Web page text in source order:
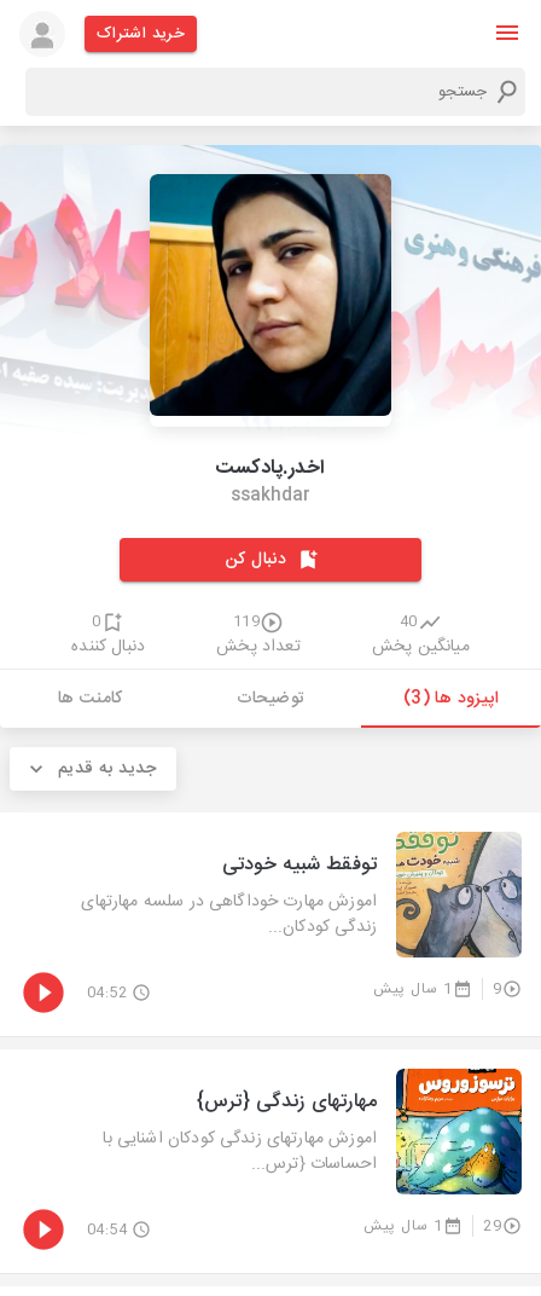
خرید اشتراک
اخدر.پادکست
ssakhdar
دنبال کن
40
میانگین پخش
119
تعداد پخش
0
دنبال کننده
اپیزود ها (3)
توضیحات کامنت ها
جدید به قدیم
توفقط شبیه خودتی
اموزش مهارت خوداگاهی در سلسه مهارتهای
زندگی کودکان...
9 1 سال پیش 04:52
مهارتهای زندگی {ترس}
اموزش مهارتهای زندگی کودکان اشنایی با
احساسات {ترس...
29 1 سال پیش 04:54